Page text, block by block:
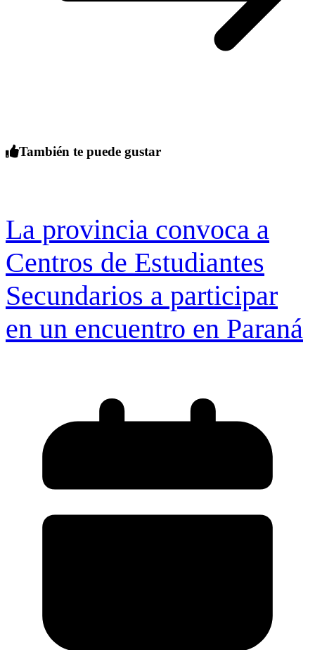
También te puede gustar
La provincia convoca a
Centros de Estudiantes
Secundarios a participar
en un encuentro en Paraná